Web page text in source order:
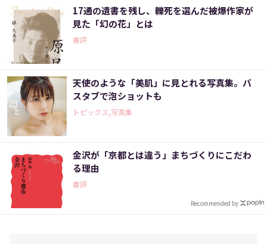
17通の遺書を残し、轢死を選んだ被爆作家が
見た「幻の花」とは
書評
天使のような「美肌」に見とれる写真集。バ
スタブで泡ショットも
トピックス,写真集
金沢が「京都とは違う」まちづくりにこだわ
る理由
書評
Recommended by